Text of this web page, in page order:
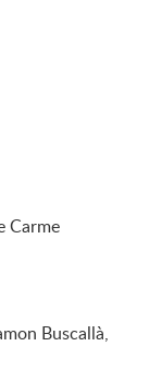
Carme
Buscallà,